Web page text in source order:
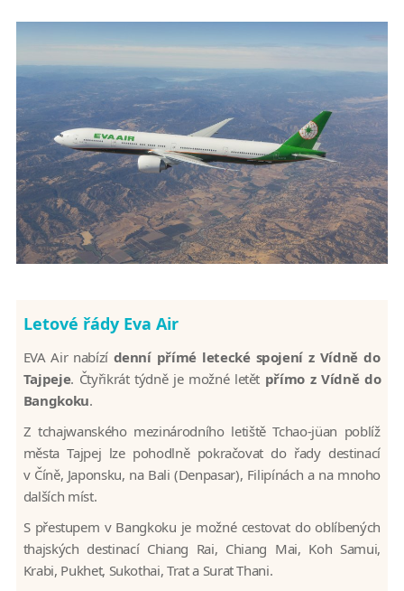
Letové řády Eva Air
EVA Air nabízí denní přímé letecké spojení z Vídně do
Tajpeje. Čtyřikrát týdně je možné letět přímo z Vídně do
Bangkoku.
Z tchajwanského mezinárodního letiště Tchao-jüan poblíž
města Tajpej lze pohodlně pokračovat do řady destinací
v Číně, Japonsku, na Bali (Denpasar), Filipínách a na mnoho
dalších míst.
S přestupem v Bangkoku je možné cestovat do oblíbených
thajských destinací Chiang Rai, Chiang Mai, Koh Samui,
Krabi, Pukhet, Sukothai, Trat a Surat Thani.